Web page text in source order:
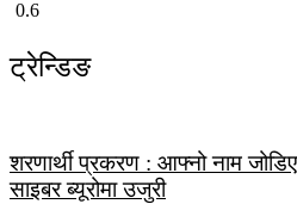
ट्रेन्डिङ
शरणार्थी प्रकरण : आफ्नो नाम
साइबर ब्यूरोमा उजुरी